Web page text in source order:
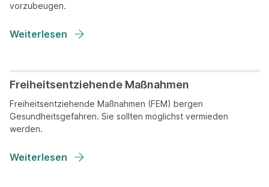
vorzubeugen.
Weiterlesen
Freiheitsentziehende Maßnahmen
Freiheitsentziehende Maßnahmen (FEM) bergen
Gesundheitsgefahren. Sie sollten möglichst vermieden
werden.
Weiterlesen